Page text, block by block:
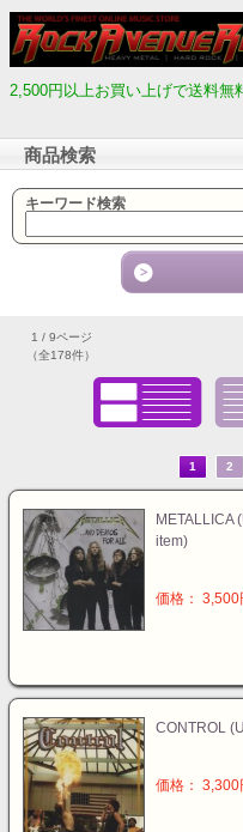
2,500円以上お買い上げで送料無
商品検索
キーワード検索
1 / 9ページ
（全178件）
1 2
METALLICA
item)
価格：
CONTROL
価格：